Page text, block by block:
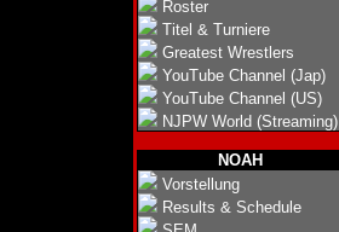
Roster
Titel & Turniere
Greatest Wrestlers
YouTube Channel (Jap)
YouTube Channel (US)
NJPW World (Streaming)
NOAH
Vorstellung
Results & Schedule